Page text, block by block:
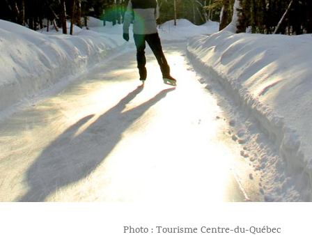
Photo : Tourisme Centre-du-Québec